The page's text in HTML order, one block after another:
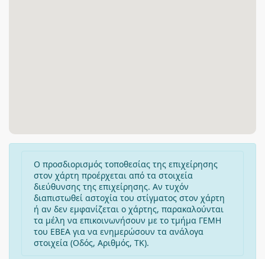
Ο προσδιορισμός τοποθεσίας της επιχείρησης
στον χάρτη προέρχεται από τα στοιχεία
διεύθυνσης της επιχείρησης. Αν τυχόν
διαπιστωθεί αστοχία του στίγματος στον χάρτη
ή αν δεν εμφανίζεται ο χάρτης, παρακαλούνται
τα μέλη να επικοινωνήσουν με το τμήμα ΓΕΜΗ
του ΕΒΕΑ για να ενημερώσουν τα ανάλογα
στοιχεία (Οδός, Αριθμός, ΤΚ).